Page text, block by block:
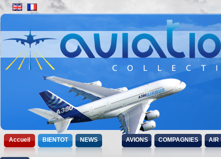
Accueil BIENTOT NEWS AVIONS COMPAGNIES AIR